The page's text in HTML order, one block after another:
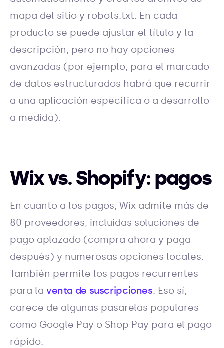
mapa del sitio y robots.txt. En cada
producto se puede ajustar el título y la
descripción, pero no hay opciones
avanzadas (por ejemplo, para el marcado
de datos estructurados habrá que recurrir
a una aplicación específica o a desarrollo
a medida).
Wix vs. Shopify: pagos
En cuanto a los pagos, Wix admite más de
80 proveedores, incluidas soluciones de
pago aplazado (compra ahora y paga
después) y numerosas opciones locales.
También permite los pagos recurrentes
para la venta de suscripciones. Eso sí,
carece de algunas pasarelas populares
como Google Pay o Shop Pay para el pago
rápido.